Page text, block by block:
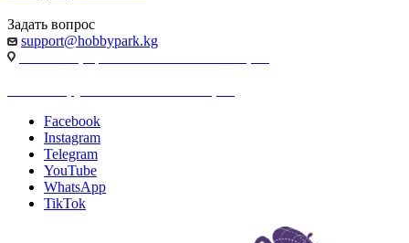
Задать вопрос
support@hobbypark.kg
Facebook
Instagram
Telegram
YouTube
WhatsApp
TikTok